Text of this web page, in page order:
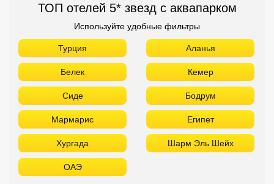
ТОП отелей 5* звезд с аквапарком
Используйте удобные фильтры
Турция Аланья
Белек Кемер
Сиде Бодрум
Мармарис Египет
Хургада Шарм Эль Шейх
ОАЭ